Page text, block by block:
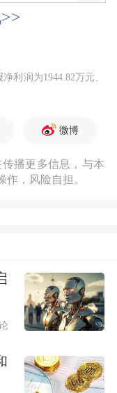
利润为1944.82万元、
微博
播更多信息，与本
，风险自担。